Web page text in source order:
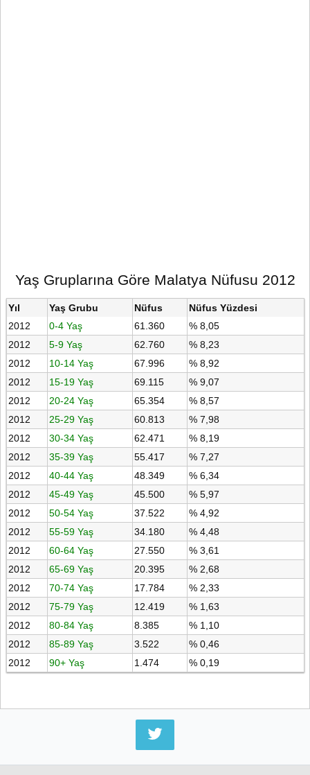
Yaş Gruplarına Göre Malatya Nüfusu 2012
Yıl Yaş Grubu Nüfus
Nüfus Yüzdesi
2012
0-4 Yaş 61.360
% 8,05
2012
5-9 Yaş 62.760
% 8,23
2012
10-14 Yaş 67.996
% 8,92
2012
15-19 Yaş 69.115
% 9,07
2012
20-24 Yaş 65.354
% 8,57
2012
25-29 Yaş 60.813
% 7,98
2012
30-34 Yaş 62.471
% 8,19
2012
35-39 Yaş 55.417
% 7,27
2012
40-44 Yaş 48.349
% 6,34
2012
45-49 Yaş 45.500
% 5,97
2012
50-54 Yaş 37.522
% 4,92
2012
55-59 Yaş 34.180
% 4,48
2012
60-64 Yaş 27.550
% 3,61
2012
65-69 Yaş 20.395
% 2,68
2012
70-74 Yaş 17.784
% 2,33
2012
75-79 Yaş 12.419
% 1,63
2012
80-84 Yaş 8.385
% 1,10
2012
85-89 Yaş 3.522
% 0,46
2012
90+ Yaş 1.474 % 0,19